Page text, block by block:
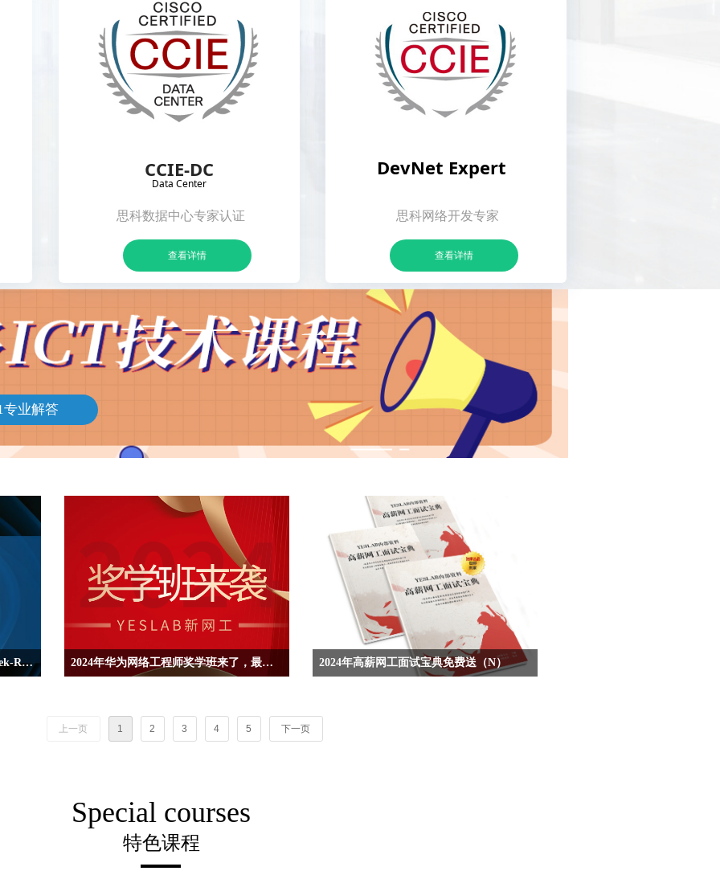
CCIE-DC
Data Center
思科数据中心专家认证
查看详情
DevNet Expert
思科网络开发专家
查看详情
当网工遇上“最强大脑，基于DeepSeek-R1的网络工程强化学习应用与实践 2024年华为网络工程师奖学班来了，最高可返1555元现金奖励。 2024年高薪网工面试宝典免费送（N）
上一页 1 2 3 4 5 下一页
专业解答
Specialcourses
特色课程